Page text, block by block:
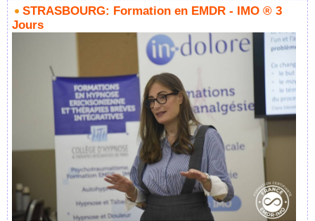
STRASBOURG: Formation en EMDR - IMO ® 3
Jours